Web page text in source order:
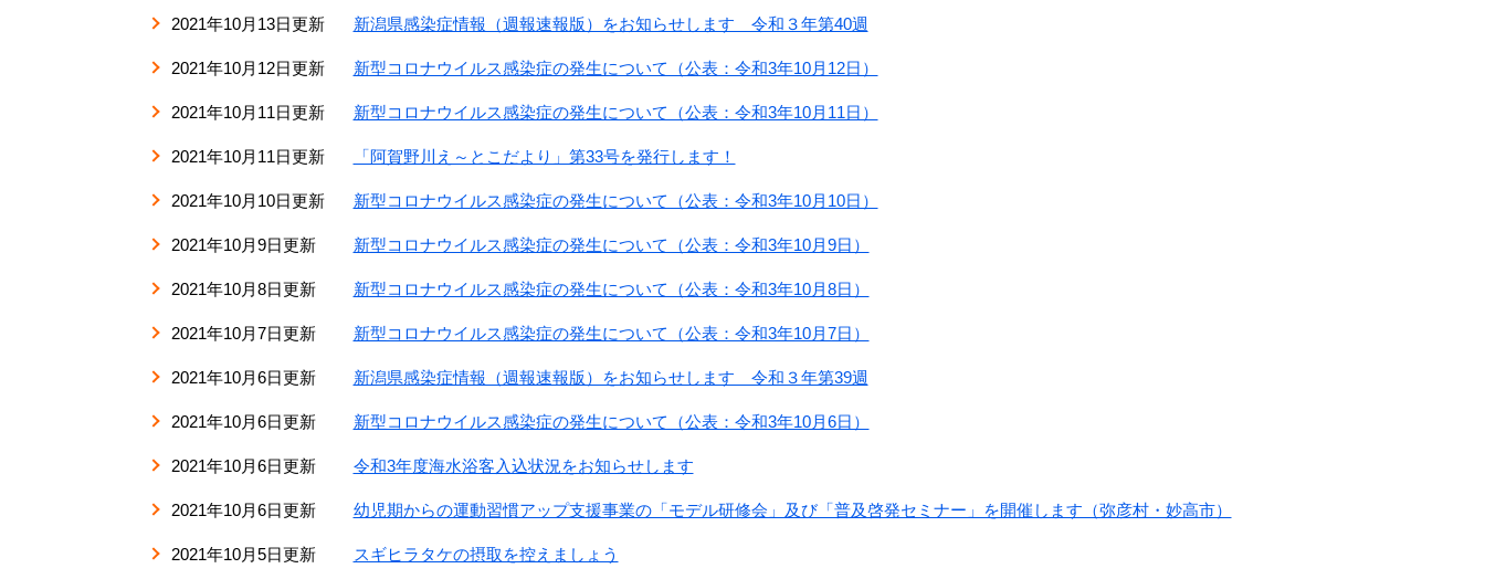
2021年10月13日更新 新潟県感染症情報（週報速報版）をお知らせします 令和３年第40週
2021年10月12日更新 新型コロナウイルス感染症の発生について（公表：令和3年10月12日）
2021年10月11日更新 新型コロナウイルス感染症の発生について（公表：令和3年10月11日）
2021年10月11日更新 「阿賀野川え～とこだより」第33号を発行します！
2021年10月10日更新 新型コロナウイルス感染症の発生について（公表：令和3年10月10日）
2021年10月9日更新 新型コロナウイルス感染症の発生について（公表：令和3年10月9日）
2021年10月8日更新 新型コロナウイルス感染症の発生について（公表：令和3年10月8日）
2021年10月7日更新 新型コロナウイルス感染症の発生について（公表：令和3年10月7日）
2021年10月6日更新 新潟県感染症情報（週報速報版）をお知らせします 令和３年第39週
2021年10月6日更新 新型コロナウイルス感染症の発生について（公表：令和3年10月6日）
2021年10月6日更新 令和3年度海水浴客入込状況をお知らせします
2021年10月6日更新 幼児期からの運動習慣アップ支援事業の「モデル研修会」及び「普及啓発セミナー」を開催します（弥彦村・妙高市）
2021年10月5日更新 スギヒラタケの摂取を控えましょう